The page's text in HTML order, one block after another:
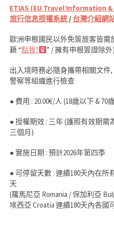
ETIAS (EU Travel Information
旅行信息授權系統 / 台灣介紹網
歐洲申根國民以外免簽旅客皆需
籍 “點我?‍ ” / 擁有申根簽證除外)
出入境時務必隨身攜帶相關文件
警察等組織進行檢查
● 費用 : 20.00€/人 (18歲以下 & 70
● 授權期效 : 三年 (護照有效期
三個月)
● 實施日期 : 預計2026年第四季
● 可停留天數 : 連續180天內在
天
(羅馬尼亞 Romania / 保加利亞
埃西亞 Croatia 連續180天內各國